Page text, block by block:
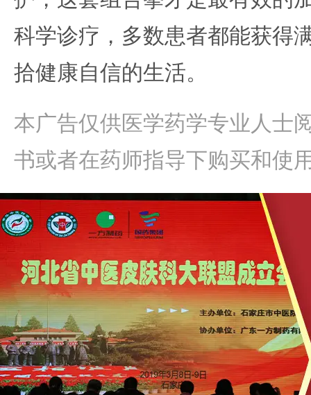
科学诊疗，多数患者都能获得
拾健康自信的生活。
本广告仅供医学药学专业人士
书或者在药师指导下购买和使